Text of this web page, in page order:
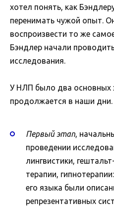
хотел понять, как
перенимать чужой опыт.
воспроизвести то же
Бэндлер начали
исследования.
У НЛП было два основных
продолжается в наши дни.
Первый этап,
проведении
лингвистики,
терапии,
его языка были
репрезентативных